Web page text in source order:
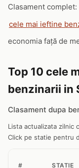
Clasament complet:
cele mai ieftine
economia față de
Top 10 cele
benzinarii in
Clasament dupa
Lista actualizata zilnic
Click pe statie pentru
# STATIE